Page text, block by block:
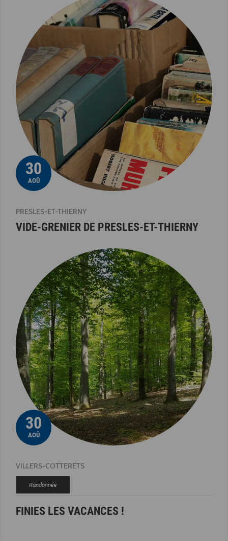
30
AOÛ
PRESLES-ET-THIERNY
VIDE-GRENIER DE PRESLES-ET-THIERNY
30
AOÛ
VILLERS-COTTERETS
Randonnée
FINIES LES VACANCES !